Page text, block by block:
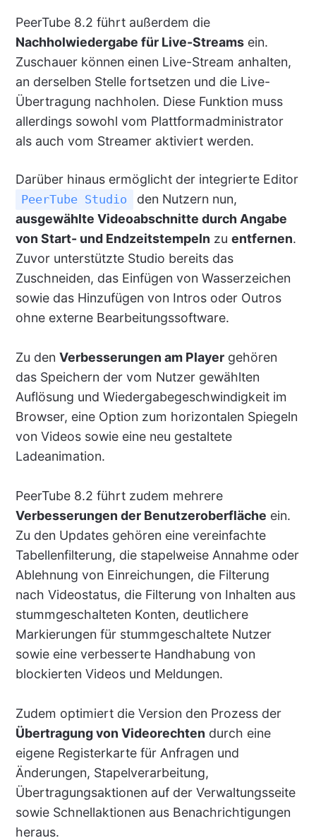
PeerTube 8.2 führt außerdem die
Nachholwiedergabe für Live-Streamsein.
Zuschauer können einen Live-Stream anhalten,
an derselben Stelle fortsetzen und die Live-
Übertragung nachholen. Diese Funktion muss
allerdings sowohl vom Plattformadministrator
als auch vom Streamer aktiviert werden.
Darüber hinaus ermöglicht der integrierte Editor
PeerTube Studio
den Nutzern nun,
ausgewählte Videoabschnitte durch Angabe
von Start- und Endzeitstempeln zu entfernen.
Zuvor unterstützte Studio bereits das
Zuschneiden, das Einfügen von Wasserzeichen
sowie das Hinzufügen von Intros oder Outros
ohne externe Bearbeitungssoftware.
Zu den Verbesserungen am Playergehören
das Speichern der vom Nutzer gewählten
Auflösung und Wiedergabegeschwindigkeit im
Browser, eine Option zum horizontalen Spiegeln
von Videos sowie eine neu gestaltete
Ladeanimation.
PeerTube 8.2 führt zudem mehrere
Verbesserungen der Benutzeroberfläche ein.
Zu den Updates gehören eine vereinfachte
Tabellenfilterung, die stapelweise Annahme oder
Ablehnung von Einreichungen, die Filterung
nach Videostatus, die Filterung von Inhalten aus
stummgeschalteten Konten, deutlichere
Markierungen für stummgeschaltete Nutzer
sowie eine verbesserte Handhabung von
blockierten Videos und Meldungen.
Zudem optimiert die Version den Prozess der
Übertragung von Videorechten durch eine
eigene Registerkarte für Anfragen und
Änderungen, Stapelverarbeitung,
Übertragungsaktionen auf der Verwaltungsseite
sowie Schnellaktionen aus Benachrichtigungen
heraus.